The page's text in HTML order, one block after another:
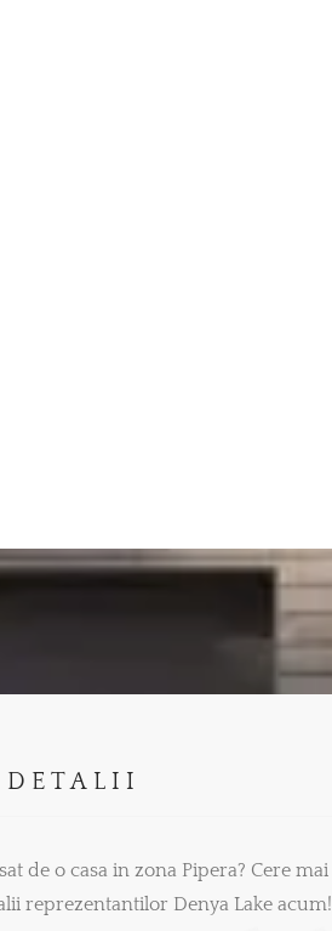
DETALII
de o casa in zona Pipera? Cere mai
reprezentantilor Denya Lake acum!